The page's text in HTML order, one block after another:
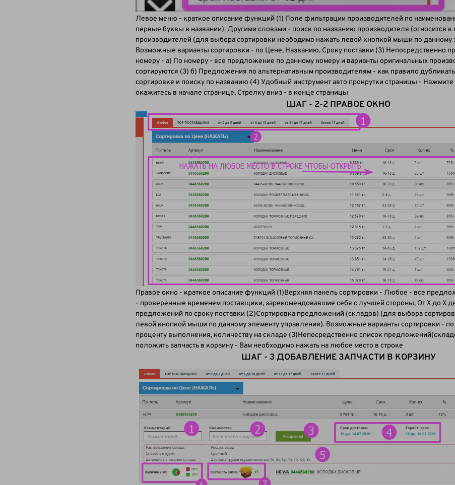
Шымкент
Левое меню - краткое описание функций (1) Поле фильтрации производителей по
первые буквы в названии). Другими словами - поиск по названию производителя (относится к
производителей (для выбора сортировки неободимо нажать левой кнопкой мыши по данному
Возможные варианты сортировки - по Цене, Названию, Сроку поставки (3) Непосредственно
номеру - а) По номеру - все предложение по данному номеру и варианты оригинальных
сортируются (3) б) Предложения по альтернативным производителям - как правило
сортировке и поиску по названию (4) Удобный инструмент авто прокрутки страницы -
окажитесь в начале странице, Стрелку вниз - в конце страницы
ШАГ - 2-2 ПРАВОЕ ОКНО
Правое окно - краткое описание функций (1)Верхняя панель сортировки - Любое - все
- проверенные временем поставщики, зарекомендовавшие себя с лучшей стороны, От X до X
предложений по сроку поставки (2)Сортировка предложений (складов) (для выбора
левой кнопкой мыши по данному элементу управления). Возможные варианты сортировки - по
проценту выполнения, количеству на складе (3)Непосредственно список
положить запчасть в корзину - Вам необходимо нажать на любое место в строке
ШАГ - 3 ДОБАВЛЕНИЕ ЗАПЧАСТИ В КОРЗИНУ